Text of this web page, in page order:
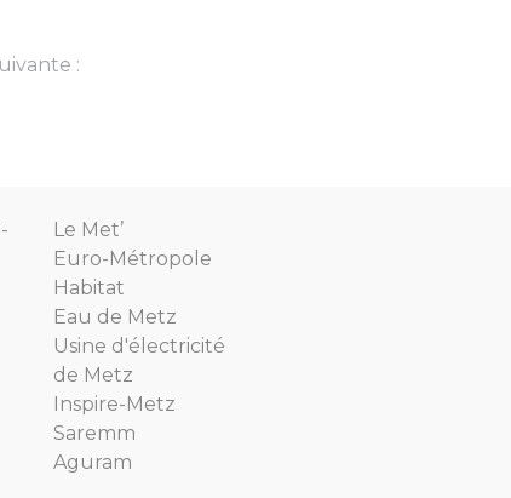
:
Le Met’
Euro-Métropole
Habitat
Eau de Metz
Usine d'électricité
de Metz
Inspire-Metz
Saremm
Aguram